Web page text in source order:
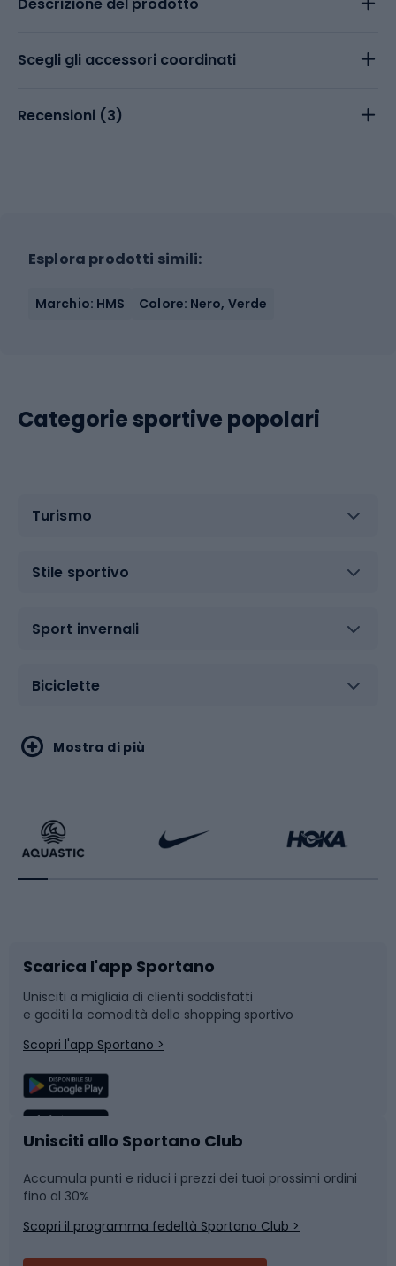
Scegli gli accessori coordinati
Recensioni (3)
Esplora prodotti simili:
Marchio: HMS Colore: Nero, Verde
Categorie sportive popolari
Turismo
Stile sportivo
Sport invernali
Biciclette
Sport acquatici
Bikepacking
Bushcraft
Corsa
Sport di squadra
Caschi da ciclismo
Skitouring
Sport di arti marziali
Sport con le racchette
Slitte e slittini
Snowboard
Camminata nordica
Nuoto
Pattinaggio
Mostra di più
Scarica l'app Sportano
Unisciti a migliaia di clienti soddisfatti
e goditi la comodità dello shopping sportivo
Scopri l'app Sportano >
Unisciti allo Sportano Club
Accumula punti e riduci i prezzi dei tuoi prossimi ordini
fino al 30%
Scopri il programma fedeltà Sportano Club >